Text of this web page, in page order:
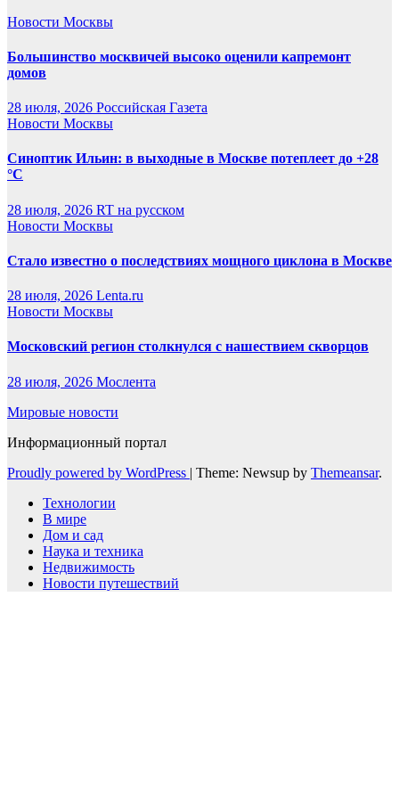
Новости Москвы
Большинство москвичей высоко оценили капремонт
домов
28 июля, 2026 Российская Газета
Новости Москвы
Синоптик Ильин: в выходные в Москве потеплеет до +28
°C
28 июля, 2026 RT на русском
Новости Москвы
Стало известно о последствиях мощного циклона в Москве
28 июля, 2026 Lenta.ru
Новости Москвы
Московский регион столкнулся с нашествием скворцов
28 июля, 2026 Мослента
Мировые новости
Информационный портал
Proudly powered by WordPress | Theme: Newsup by Themeansar.
Технологии
В мире
Дом и сад
Наука и техника
Недвижимость
Новости путешествий